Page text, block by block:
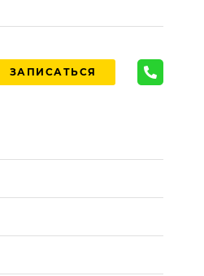
ЗАПИСАТЬСЯ